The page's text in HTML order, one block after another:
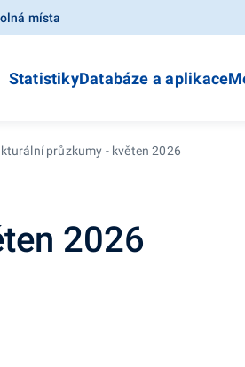
místa
StatistikyDatabáze a aplikace
průzkumy - květen 2026
2026